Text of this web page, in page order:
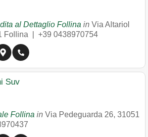
al Dettaglio Follina in Via Altariol
Follina +39 0438970754
Suv
Follina in Via Pedeguarda 26, 31051